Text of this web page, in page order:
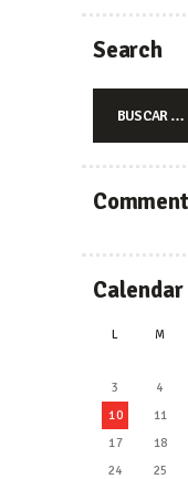
Search
Calendar
L M
3
4
10
11
17
18
24
25